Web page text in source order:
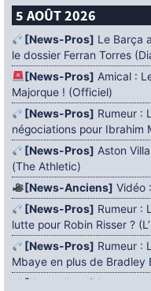
5 AOÛT 2026
[News-Pros] Le Barça
le dossier Ferran Torres
[News-Pros] Amical :
Majorque ! (Officiel)
[News-Pros] Rumeur :
négociations pour Ibrahim
[News-Pros] Aston
(The Athletic)
[News-Anciens] Vidéo
[News-Pros] Rumeur :
lutte pour Robin Risser ?
[News-Pros] Rumeur :
Mbaye en plus de Bradley
[News-Pros]
Rumeur :